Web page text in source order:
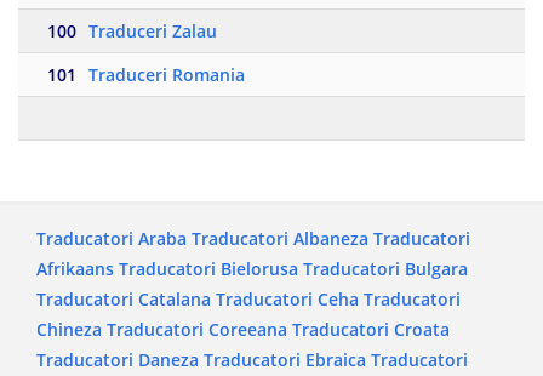
100 Traduceri Zalau
101
Traduceri Romania
Traducatori Araba Traducatori Albaneza Traducatori
Afrikaans Traducatori Bielorusa Traducatori Bulgara
Traducatori Catalana Traducatori Ceha Traducatori
Chineza Traducatori Coreeana Traducatori Croata
Traducatori Daneza Traducatori Ebraica Traducatori